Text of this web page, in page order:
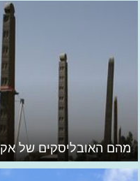
מהם האובליסקים של